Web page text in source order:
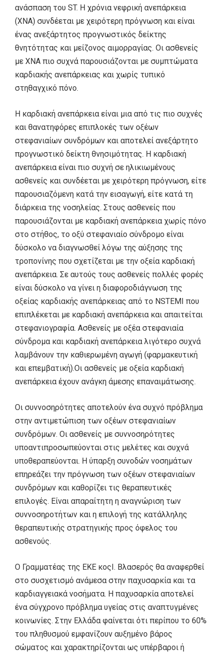
ανάσπαση του ST. Η χρόνια νεφρική ανεπάρκεια
(ΧΝΑ) συνδέεται με χειρότερη πρόγνωση και είναι
ένας ανεξάρτητος προγνωστικός δείκτης
θνητότητας και μείζονος αιμορραγίας. Οι ασθενείς
με ΧΝΑ πιο συχνά παρουσιάζονται με συμπτώματα
καρδιακής ανεπάρκειας και χωρίς τυπικό
στηθαγχικό πόνο.
Η καρδιακή ανεπάρκεια είναι μια από τις πιο συχνές
και θανατηφόρες επιπλοκές των οξέων
στεφανιαίων συνδρόμων και αποτελεί ανεξάρτητο
προγνωστικό δείκτη θνησιμότητας. Η καρδιακή
ανεπάρκεια είναι πιο συχνή σε ηλικιωμένους
ασθενείς και συνδέεται με χειρότερη πρόγνωση, είτε
παρουσιαζόμενη κατά την εισαγωγή, είτε κατά τη
διάρκεια της νοσηλείας. Στους ασθενείς που
παρουσιάζονται με καρδιακή ανεπάρκεια χωρίς πόνο
στο στήθος, το οξύ στεφανιαίο σύνδρομο είναι
δύσκολο να διαγνωσθεί λόγω της αύξησης της
τροπονίνης που σχετίζεται με την οξεία καρδιακή
ανεπάρκεια. Σε αυτούς τους ασθενείς πολλές φορές
είναι δύσκολο να γίνει η διαφοροδιάγνωση της
οξείας καρδιακής ανεπάρκειας από το NSTEMI που
επιπλέκεται με καρδιακή ανεπάρκεια και απαιτείται
στεφανιογραφία. Ασθενείς με οξέα στεφανιαία
σύνδρομα και καρδιακή ανεπάρκεια λιγότερο συχνά
λαμβάνουν την καθιερωμένη αγωγή (φαρμακευτική
και επεμβατική).Οι ασθενείς με οξεία καρδιακή
ανεπάρκεια έχουν ανάγκη άμεσης επαναιμάτωσης.
Οι συννοσηρότητες αποτελούν ένα συχνό πρόβλημα
στην αντιμετώπιση των οξέων στεφανιαίων
συνδρόμων. Οι ασθενείς με συννοσηρότητες
υποαντιπροσωπεύονται στις μελέτες και συχνά
υποθεραπεύονται. Η ύπαρξη συνοδών νοσημάτων
επηρεάζει την πρόγνωση των οξέων στεφανιαίων
συνδρόμων και καθορίζει τις θεραπευτικές
επιλογές. Είναι απαραίτητη η αναγνώριση των
συννοσηροτήτων και η επιλογή της κατάλληλης
θεραπευτικής στρατηγικής προς όφελος του
ασθενούς.
Ο Γραμματέας της ΕΚΕ κοςΙ. Βλασερός θα αναφερθεί
στο συσχετισμό ανάμεσα στην παχυσαρκία και τα
καρδιαγγειακά νοσήματα. Η παχυσαρκία αποτελεί
ένα σύγχρονο πρόβλημα υγείας στις αναπτυγμένες
κοινωνίες. Στην Ελλάδα φαίνεται ότι περίπου το 60%
του πληθυσμού εμφανίζουν αυξημένο βάρος
σώματος και χαρακτηρίζονται ως υπέρβαροι ή